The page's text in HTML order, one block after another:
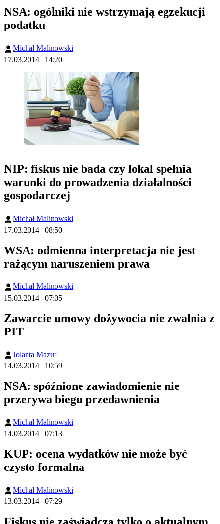
NSA: ogólniki nie wstrzymają egzekucji
podatku
Michał Malinowski
17.03.2014 | 14:20
NIP: fiskus nie bada czy lokal spełnia
warunki do prowadzenia działalności
gospodarczej
Michał Malinowski
17.03.2014 | 08:50
WSA: odmienna interpretacja nie jest
rażącym naruszeniem prawa
Michał Malinowski
15.03.2014 | 07:05
Zawarcie umowy dożywocia nie zwalnia z
PIT
Jolanta Mazur
14.03.2014 | 10:59
NSA: spóźnione zawiadomienie nie
przerywa biegu przedawnienia
Michał Malinowski
14.03.2014 | 07:13
KUP: ocena wydatków nie może być
czysto formalna
Michał Malinowski
13.03.2014 | 07:29